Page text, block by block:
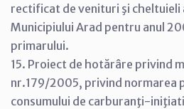
rectificat de venituri şi cheltuieli
Municipiului Arad pentru anul
primarului.
15. Proiect de hotărâre privind
nr.179/2005, privind normarea
consumului de carburanţi-